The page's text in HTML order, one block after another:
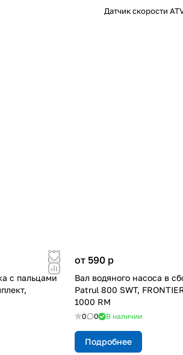
Датчик скорости
с пальцами
от 590 p
Вал водяного насоса в
Patrul 800 SWT, FRONTIER, ATV
1000 RM
0 0 В наличии
Подробнее